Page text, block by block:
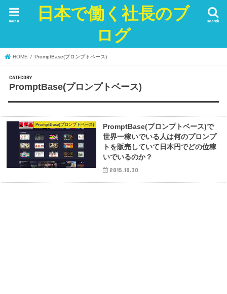
日本で働く社長のブ
ログ
search
menu
HOME PromptBase(プロンプトベース)
PromptBase(プロンプトベース)
PromptBase(プロンプトベース)
PromptBase(プロンプトベース)で
世界一稼いでいる人は何のプロンプ
トを販売していて日本円でどの位稼
いでいるのか？
2015.10.30